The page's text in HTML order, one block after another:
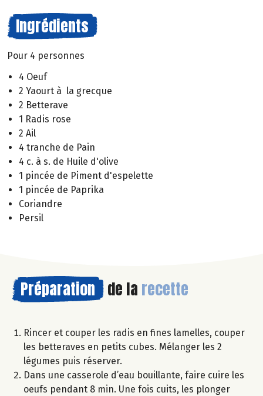
Ingrédients
Pour 4 personnes
4 Oeuf
2 Yaourt à la grecque
2 Betterave
1 Radis rose
2 Ail
4 tranche de Pain
4 c. à s. de Huile d'olive
1 pincée de Piment d'espelette
1 pincée de Paprika
Coriandre
Persil
Préparation de la recette
Rincer et couper les radis en fines lamelles, couper
les betteraves en petits cubes. Mélanger les 2
légumes puis réserver.
Dans une casserole d’eau bouillante, faire cuire les
oeufs pendant 8 min. Une fois cuits, les plonger